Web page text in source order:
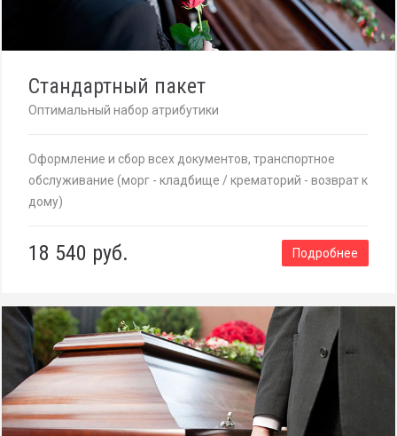
Стандартный пакет
Оптимальный набор атрибутики
Оформление и сбор всех документов, транспортное
обслуживание (морг - кладбище / крематорий - возврат к
дому)
18 540 руб. Подробнее